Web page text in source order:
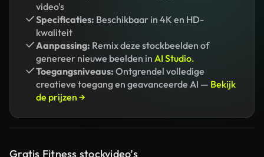
video's
Specificaties: Beschikbaar in 4K en HD-
kwaliteit
Aanpassing: Remix deze stockbeelden of
genereer nieuwe beelden in AI Studio.
Toegangsniveaus: Ontgrendel volledige
creatieve toegang en geavanceerde AI — Bekijk
de prijzen →
Gratis Fitness stockvideo’s